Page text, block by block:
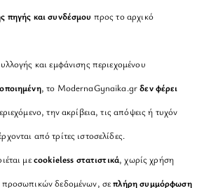
πηγής και συνδέσμου προς το αρχικό
και εμφάνισης περιεχομένου
, το ModernaGynaika.grδεν φέρει
την ακρίβεια, τις απόψεις ή τυχόν
από τρίτες ιστοσελίδες.
μεcookieless στατιστικά, χωρίς χρήση
δεδομένων, σεπλήρη συμμόρφωση